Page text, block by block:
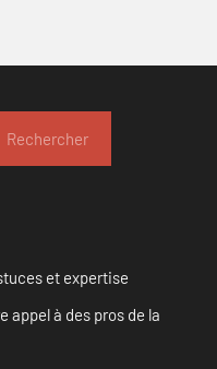
Rechercher
et expertise
appel à des pros de la